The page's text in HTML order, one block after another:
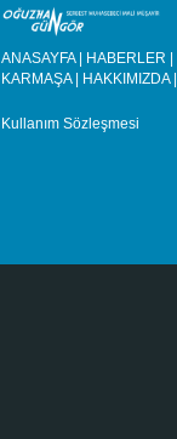
ANASAYFA| HABERLER |
KARMAŞA| HAKKIMIZDA|
Kullanım Sözleşmesi